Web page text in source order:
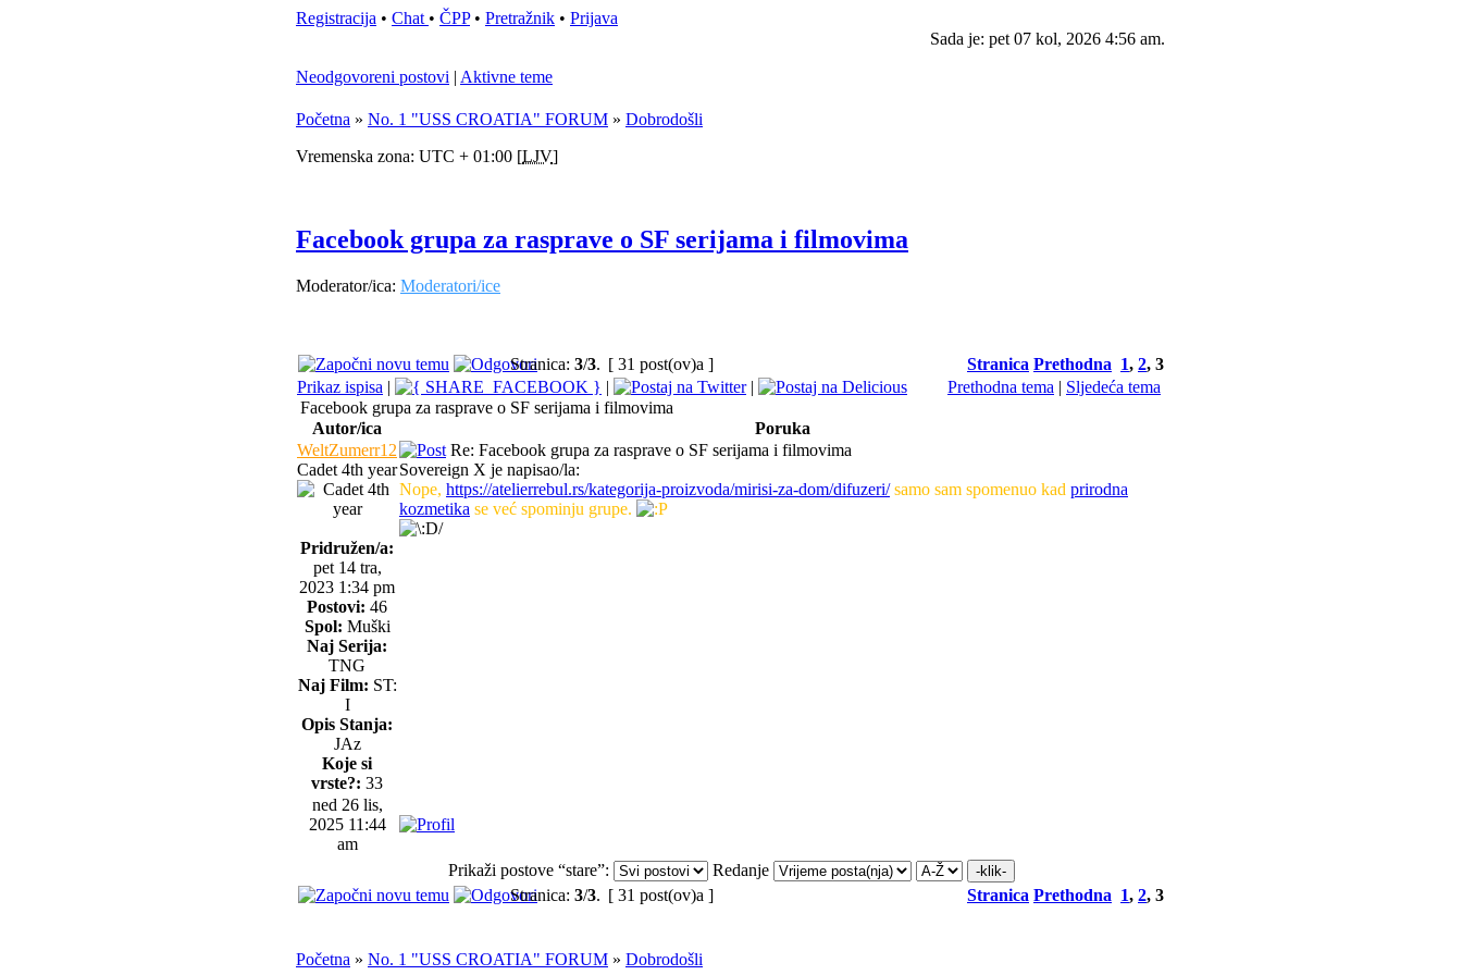
Registracija • Chat • ČPP• Pretražnik • Prijava
Sada je: pet 07 kol, 2026 4:56 am.
Neodgovoreni postovi | Aktivne teme
Početna » No. 1 "USS CROATIA" FORUM » Dobrodošli
Vremenska zona: UTC + 01:00 [LJV]
Facebook grupa za rasprave o SF serijama i filmovima
Moderator/ica: Moderatori/ice
Stranica: 3/3. [ 31 post(ov)a ] Stranica Prethodna 1, 2, 3
Prikaz ispisa | | | Prethodna tema | Sljedeća tema
Facebook grupa za rasprave o SF serijama i filmovima
Autor/ica
Poruka
WeltZumerr12
Cadet 4th year
Pridružen/a:
pet 14 tra,
2023 1:34 pm
Postovi: 46
Spol: Muški
Naj Serija:
TNG
Naj Film: ST:
I
Opis Stanja:
JAz
Koje si
vrste?: 33
Re: Facebook grupa za rasprave o SF serijama i filmovima
Sovereign X je napisao/la:
Nope, https://atelierrebul.rs/kategorija-proizvoda/mirisi-za-dom/difuzeri/samo sam spomenuo kad prirodna
kozmetika se već spominju grupe.
ned 26 lis,
2025 11:44
am
Prikaži postove “stare”:
Redanje
Stranica: 3/3. [ 31 post(ov)a ] Stranica Prethodna 1, 2, 3
Početna » No. 1 "USS CROATIA" FORUM » Dobrodošli